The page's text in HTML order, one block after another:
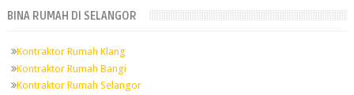
BINA RUMAH DI SELANGOR
Kontraktor Rumah Klang
Kontraktor Rumah Bangi
Kontraktor Rumah Selangor